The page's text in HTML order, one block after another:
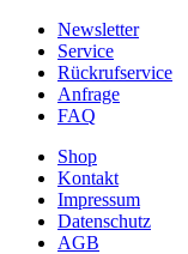
Newsletter
Service
Rückrufservice
Anfrage
FAQ
Shop
Kontakt
Impressum
Datenschutz
AGB